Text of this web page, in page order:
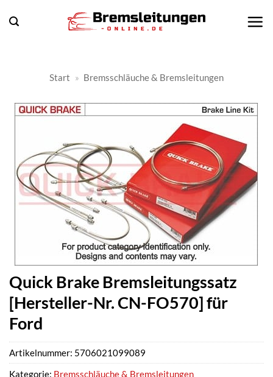
Inhalt
Start » Bremsschläuche & Bremsleitungen
Quick Brake Bremsleitungssatz
[Hersteller-Nr. CN-FO570] für
Ford
Artikelnummer: 5706021099089
Kategorie: Bremsschläuche & Bremsleitungen